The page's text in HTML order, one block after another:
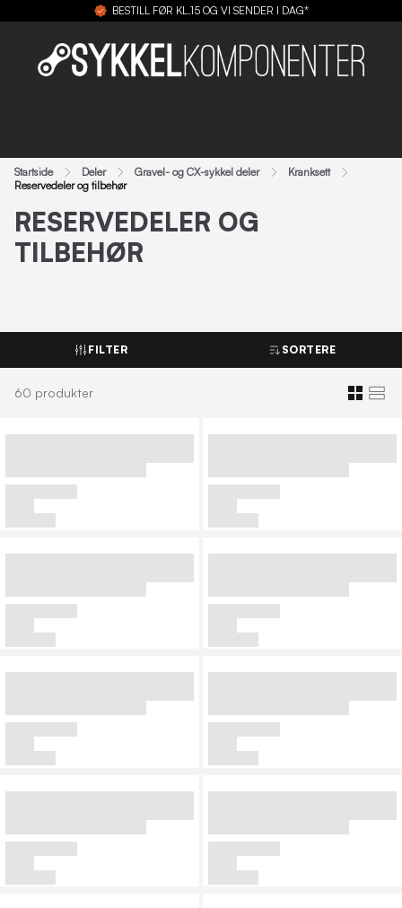
BESTILL FØR KL.15 OG VI SENDER I DAG*
Startside Deler Gravel- og CX-sykkel deler
Kranksett
Reservedeler og tilbehør
RESERVEDELER OG
TILBEHØR
FILTER SORTERE
60 produkter